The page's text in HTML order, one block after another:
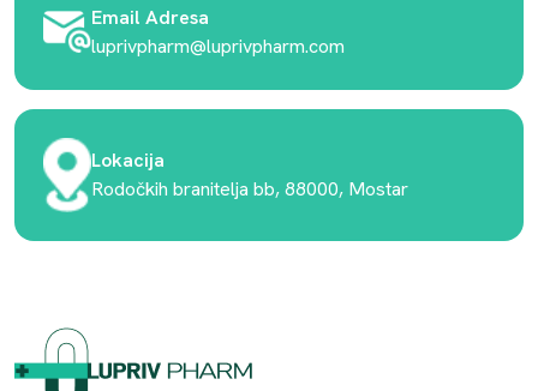
Email Adresa
luprivpharm@luprivpharm.com
Lokacija
Rodočkih branitelja bb, 88000, Mostar